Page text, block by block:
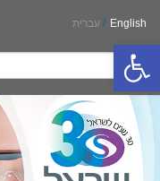
פתח סרגל נגישות
English
/ עברית